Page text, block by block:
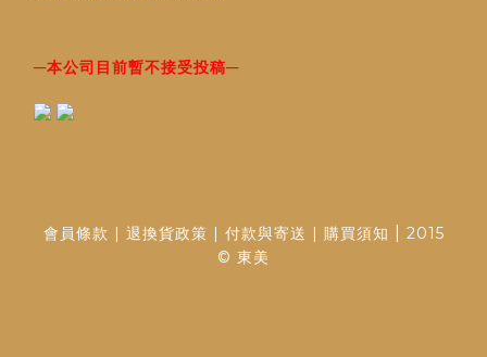
─本公司目前暫不接受投稿─
會員條款 | 退換貨政策 | 付款與寄送 | 購買須知
2015
© 東美